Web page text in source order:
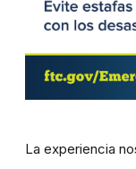
La experiencia